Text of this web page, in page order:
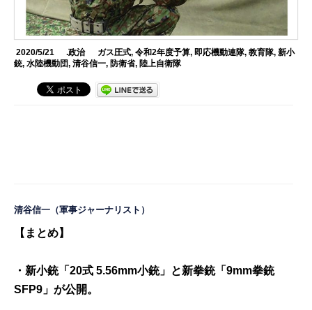
2020/5/21 .政治 ガス圧式, 令和2年度予算, 即応機動連隊, 教育隊, 新小
銃,水陸機動団,清谷信一, 防衛省, 陸上自衛隊
清谷信一 （軍事ジャーナリスト）
【まとめ】
・新小銃「20式 5.56mm小銃」と新拳銃「9mm拳銃
SFP9」が公開。